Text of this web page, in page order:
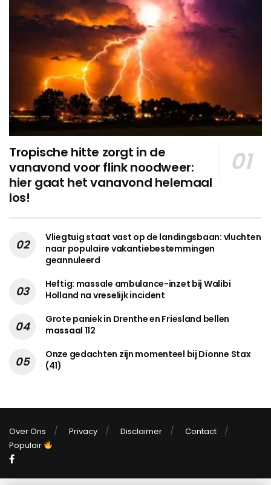
Tropische hitte zorgt in de
vanavond voor flink noodweer:
hier gaat het vanavond helemaal
los!
Vliegtuig staat vast op de landingsbaan: vluchten
naar populaire vakantiebestemmingen
geannuleerd
Heftig: massale ambulance-inzet bij Walibi
Holland na vreselijk incident
Grote paniek in Drenthe en Friesland bellen
massaal 112
Onze gedachten zijn momenteel bij Dionne Stax
(41)
Over Ons Privacy Disclaimer
Contact
Populair